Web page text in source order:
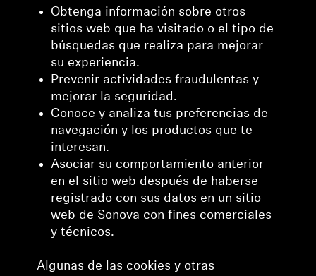
Obtenga información sobre otros
sitios web que ha visitado o el tipo de
búsquedas que realiza para mejorar
su experiencia.
Prevenir actividades fraudulentas y
mejorar la seguridad.
Conoce y analiza tus preferencias de
navegación y los productos que te
interesan.
Asociar su comportamiento anterior
en el sitio web después de haberse
registrado con sus datos en un sitio
web de Sonova con fines comerciales
y técnicos.
Algunas de las cookies y otras